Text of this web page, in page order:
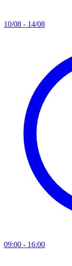
10/08 - 14/08
09:00 - 16:00